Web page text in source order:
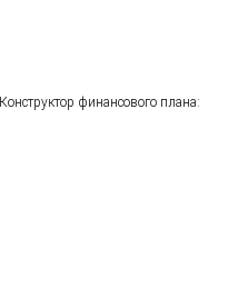
финансового плана: